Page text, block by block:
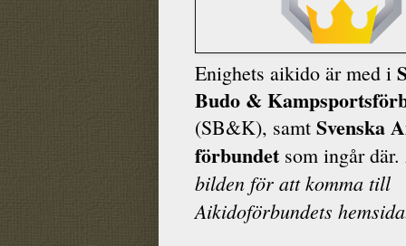
Enighets aikido är med i
Budo &
(SB&K), samt Svenska
förbundet som ingår där.
bilden för att komma till
Aikidoförbundets